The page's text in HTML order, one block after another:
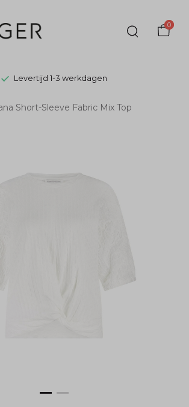
0
Levertijd 1-3 werkdagen
Short-Sleeve Fabric Mix Top